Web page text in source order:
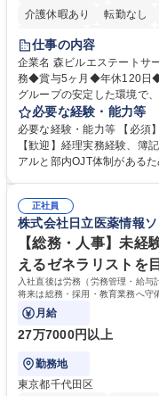
介護休暇あり
転勤なし
経験者歓迎
完全週休2日制
交通費支
仕事の内容
企業名 森ビルエステートサービス株式会社 求
務◆賞与5ヶ月◆年休120日◆残業少
グループの安定した環境で
をお任せします。 労務と総
度改定などのコア業務にも挑戦
理、給与計算、社会保険手
き、社内規定の改定や人事
でも質問・相談できる環境が
集職種 【森ビルG】人事
リモート可
必要な経験・能力等
必要な経験・能力等 【必須
【歓迎】経理実務経験、簿
アルと部内OJT体制がある
務に挑戦できるため、自身
きます。 残業少なめ、週1
ち長期活躍できる環境です
キャリアを築きたい」とい
歴・資格 学歴：大学院 大学
簿記検定1級 日商簿記検定2
正社員
株式会社日立医薬情報
【総務・人事】未経
えるゼネラリストを
入社直後は労務（労務管理・給与
将来は総務・採用・教育業務へ守
ます。
月給
27万7000円以上
勤務地
東京都千代田区